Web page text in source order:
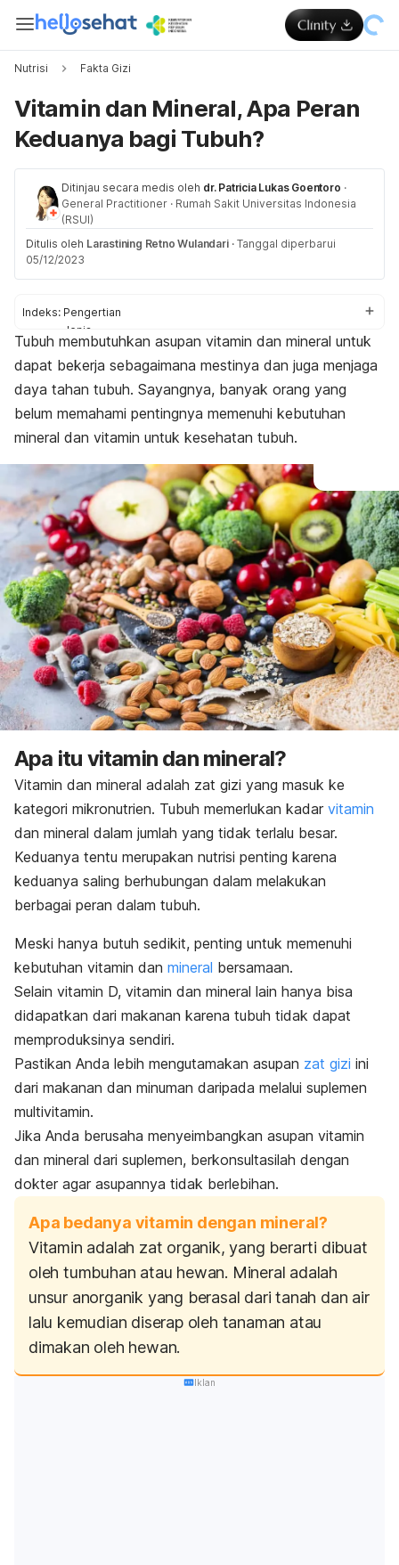
Nutrisi Fakta Gizi
Vitamin dan Mineral, Apa Peran
Keduanya bagi Tubuh?
Ditinjau secara medis oleh dr. Patricia Lukas Goentoro ·
General Practitioner · Rumah Sakit Universitas Indonesia
(RSUI)
Ditulis oleh Larastining Retno Wulandari · Tanggal diperbarui
05/12/2023
Indeks: Pengertian
Jenis
Sumber
Manfaat
Cara memenuhi
Tubuh membutuhkan asupan vitamin dan mineral untuk
dapat bekerja sebagaimana mestinya dan juga menjaga
daya tahan tubuh. Sayangnya, banyak orang yang
belum memahami pentingnya memenuhi kebutuhan
mineral dan vitamin untuk kesehatan tubuh.
Apa itu vitamin dan mineral?
Vitamin dan mineral adalah zat gizi yang masuk ke
kategori mikronutrien. Tubuh memerlukan kadar vitamin
dan mineral dalam jumlah yang tidak terlalu besar.
Keduanya tentu merupakan nutrisi penting karena
keduanya saling berhubungan dalam melakukan
berbagai peran dalam tubuh.
Meski hanya butuh sedikit, penting untuk memenuhi
kebutuhan vitamin dan mineral bersamaan.
Selain vitamin D, vitamin dan mineral lain hanya bisa
didapatkan dari makanan karena tubuh tidak dapat
memproduksinya sendiri.
Pastikan Anda lebih mengutamakan asupan zat gizi ini
dari makanan dan minuman daripada melalui suplemen
multivitamin.
Jika Anda berusaha menyeimbangkan asupan vitamin
dan mineral dari suplemen, berkonsultasilah dengan
dokter agar asupannya tidak berlebihan.
Apa bedanya vitamin dengan mineral?
Vitamin adalah zat organik, yang berarti dibuat
oleh tumbuhan atau hewan. Mineral adalah
unsur anorganik yang berasal dari tanah dan air
lalu kemudian diserap oleh tanaman atau
dimakan oleh hewan.
Iklan